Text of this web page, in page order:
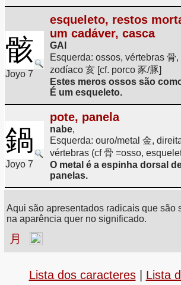
骸
Joyo 7
esqueleto, restos
um cadáver, casca
GAI
Esquerda: ossos, vértebras 骨
zodíaco 亥 [cf. porco 豕/豚]
Estes meros ossos são
É um esqueleto.
鍋
Joyo 7
pote, panela
nabe,
Esquerda: ouro/metal 金,
vértebras (cf 骨 =osso,
O metal é a espinha dorsal
panelas.
Aqui são apresentados radicais que são
na aparência quer no significado.
月
Lista dos caracteres| Lista